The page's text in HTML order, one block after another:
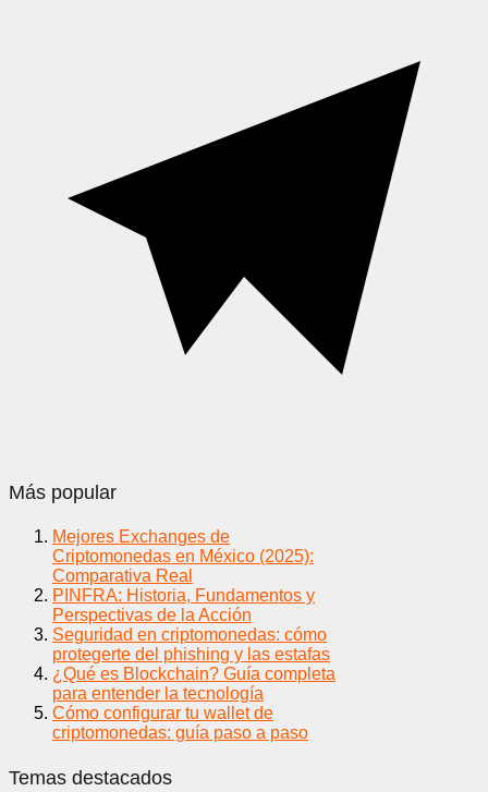
Más popular
Mejores Exchanges de
Criptomonedas en México (2025):
Comparativa Real
PINFRA: Historia, Fundamentos y
Perspectivas de la Acción
Seguridad en criptomonedas: cómo
protegerte del phishing y las estafas
¿Qué es Blockchain? Guía completa
para entender la tecnología
Cómo configurar tu wallet de
criptomonedas: guía paso a paso
Temas destacados